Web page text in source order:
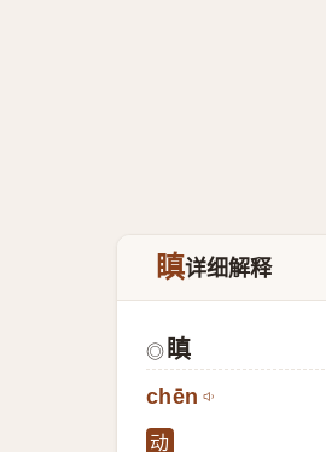
瞋详细解释
◎ 瞋
chēn
动